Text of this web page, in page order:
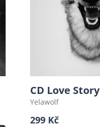
CD Love Story
Yelawolf
299 Kč